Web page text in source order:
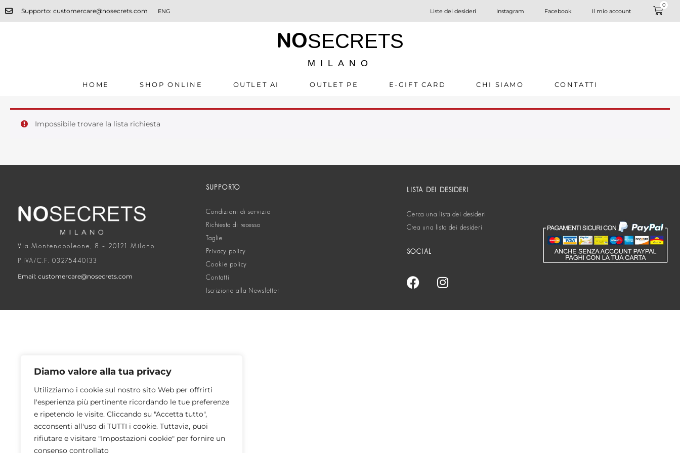
Diamo valore alla tua privacy
Utilizziamo i cookie sul nostro sito Web per offrirti
l'esperienza più pertinente ricordando le tue preferenze
e ripetendo le visite. Cliccando su "Accetta tutto",
acconsenti all'uso di TUTTI i cookie. Tuttavia, puoi
rifiutare e visitare "Impostazioni cookie" per fornire un
consenso controllato
Supporto: customercare@nosecrets.com ENG Liste dei desideri Instagram Facebook Il mio account
0
NOSECRETS
MILANO
HOME SHOP ONLINE OUTLET AI OUTLET PE E-GIFT CARD CHI SIAMO CONTATTI
Impossibile trovare la lista richiesta
Via Montenapoleone, 8 – 20121 Milano
P.IVA/C.F. 03275440133
Email: customercare@nosecrets.com
SUPPORTO
Condizioni di servizio
Richiesta di recesso
Taglie
Privacy policy
Cookie policy
Contatti
Iscrizione alla Newsletter
LISTA DEI DESIDERI
Cerca una lista dei desideri
Crea una lista dei desideri
SOCIAL